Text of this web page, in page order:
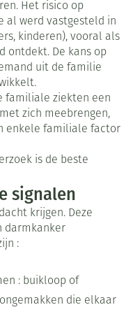
Het risico op
al werd vastgesteld in
kinderen), vooral als
ontdekt. De kans op
uit de familie
familiale ziekten een
zich meebrengen,
enkele familiale factor
is de beste
signalen
krijgen. Deze
darmkanker
:
: buikloop of
die elkaar